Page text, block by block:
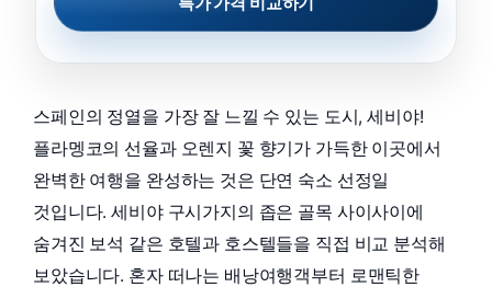
스페인의 정열을 가장 잘 느낄 수 있는 도시, 세비야!
플라멩코의 선율과 오렌지 꽃 향기가 가득한 이곳에서
완벽한 여행을 완성하는 것은 단연 숙소 선정일
것입니다. 세비야 구시가지의 좁은 골목 사이사이에
숨겨진 보석 같은 호텔과 호스텔들을 직접 비교 분석해
보았습니다. 혼자 떠나는 배낭여행객부터 로맨틱한